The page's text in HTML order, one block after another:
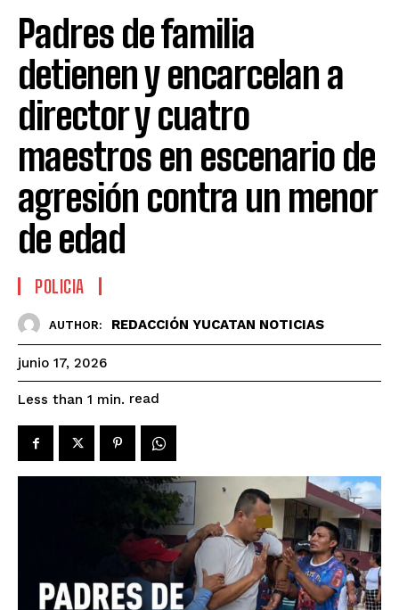
Padres de familia
detienen y encarcelan a
director y cuatro
maestros en escenario de
agresión contra un menor
de edad
POLICIA
AUTHOR: REDACCIÓN YUCATAN NOTICIAS
junio 17, 2026
Less than 1 min. read